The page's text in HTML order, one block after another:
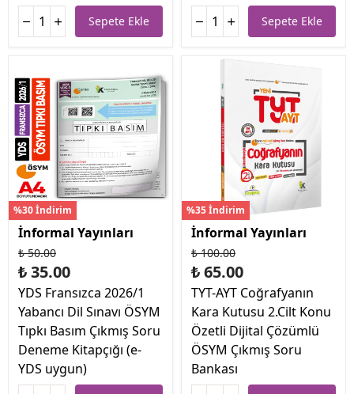
Sepete Ekle Sepete Ekle
%30 İndirim
İnformal Yayınları
₺ 50.00
₺ 35.00
YDS Fransızca 2026/1
Yabancı Dil Sınavı ÖSYM
Tıpkı Basım Çıkmış Soru
Deneme Kitapçığı (e-
YDS uygun)
%35 İndirim
İnformal Yayınları
₺ 100.00
₺ 65.00
TYT-AYT Coğrafyanın
Kara Kutusu 2.Cilt Konu
Özetli Dijital Çözümlü
ÖSYM Çıkmış Soru
Bankası